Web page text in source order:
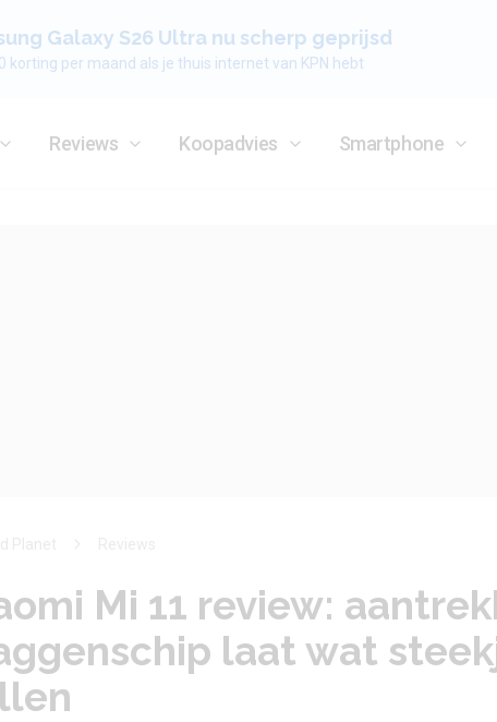
Galaxy S26 Ultra nu scherp geprijsd
korting per maand als je thuis internet van KPN hebt
Reviews Koopadvies Smartphone
Mi 11 review:
laat wat